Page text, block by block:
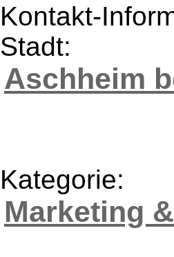
Kontakt-
Stadt:
Aschheim
Kategorie:
Marketing